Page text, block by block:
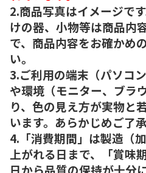
2.商品写真はイメージで
けの器、小物等は商品内
で、商品内容をお確かめ
い。
3.ご利用の端末（パソコ
や環境（モニター、ブラ
り、色の見え方が実物と
います。あらかじめご了
4.「消費期間」は製造（
上がれる日まで、「賞味